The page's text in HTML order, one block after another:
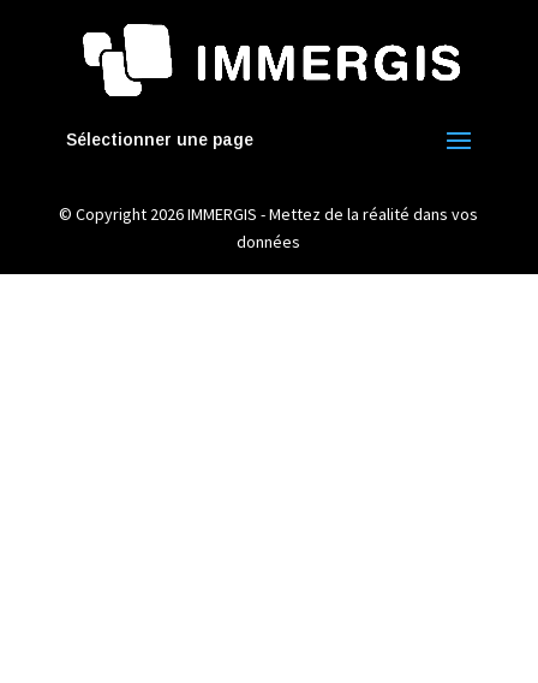
Sélectionner une page
© Copyright 2026 IMMERGIS - Mettez de la réalité dans vos
données